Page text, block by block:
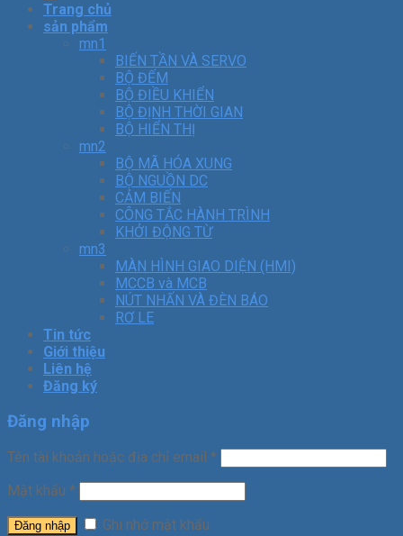
Trang chủ
sản phẩm
mn1
BIẾN TẦN VÀ SERVO
BỘ ĐẾM
BỘ ĐIỀU KHIỂN
BỘ ĐỊNH THỜI GIAN
BỘ HIỂN THỊ
mn2
BỘ MÃ HÓA XUNG
BỘ NGUỒN DC
CẢM BIẾN
CÔNG TẮC HÀNH TRÌNH
KHỞI ĐỘNG TỪ
mn3
MÀN HÌNH GIAO DIỆN (HMI)
MCCB và MCB
NÚT NHẤN VÀ ĐÈN BÁO
RƠ LE
Tin tức
Giới thiệu
Liên hệ
Đăng ký
Đăng nhập
Tên tài khoản hoặc địa chỉ email *
Mật khẩu *
Đăng nhập Ghi nhớ mật khẩu